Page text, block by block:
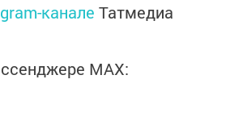
канале Татмедиа
MАХ: